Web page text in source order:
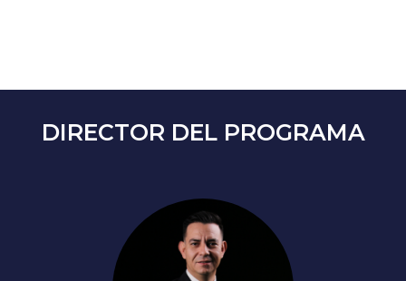
DIRECTOR DEL PROGRAMA